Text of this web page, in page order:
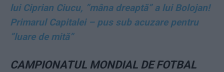
lui Ciprian Ciucu, ”mâna dreaptă” a lui Bolojan!
Primarul Capitalei – pus sub acuzare pentru
”luare de mită”
CAMPIONATUL MONDIAL DE FOTBAL